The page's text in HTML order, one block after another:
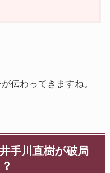
伝わってきますね。
手川直樹が破局